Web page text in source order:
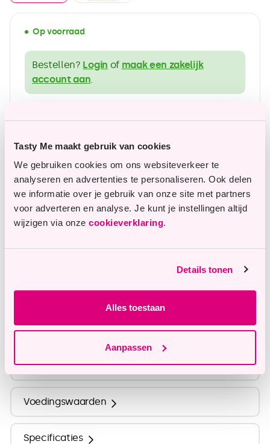
Tasty Me maakt gebruik van cookies
We gebruiken cookies om ons websiteverkeer te
analyseren en advertenties te personaliseren. Ook delen
we informatie over je gebruik van onze site met partners
voor adverteren en analyse. Je kunt je instellingen altijd
wijzigen via onze cookieverklaring.
Details tonen
Alles toestaan
Aanpassen
Op voorraad
Bestellen? Login of maak een zakelijk
account aan
ruim assortiment in glutenvrije producten
Vragen of opmerkingen?
Onze klantenservice staat je graag te woord en
Omschrijving
Ingrediënten
Voedingswaarden
Specificaties